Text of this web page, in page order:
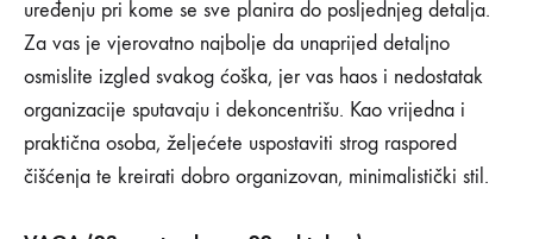
uređenju pri kome se sve planira do posljednjeg detalja.
Za vas je vjerovatno najbolje da unaprijed detaljno
osmislite izgled svakog ćoška, jer vas haos i nedostatak
organizacije sputavaju i dekoncentrišu. Kao vrijedna i
praktična osoba, željećete uspostaviti strog raspored
čišćenja te kreirati dobro organizovan, minimalistički stil.